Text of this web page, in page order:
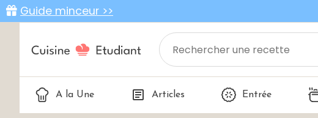
Guide minceur >>
A la Une Articles Entrée